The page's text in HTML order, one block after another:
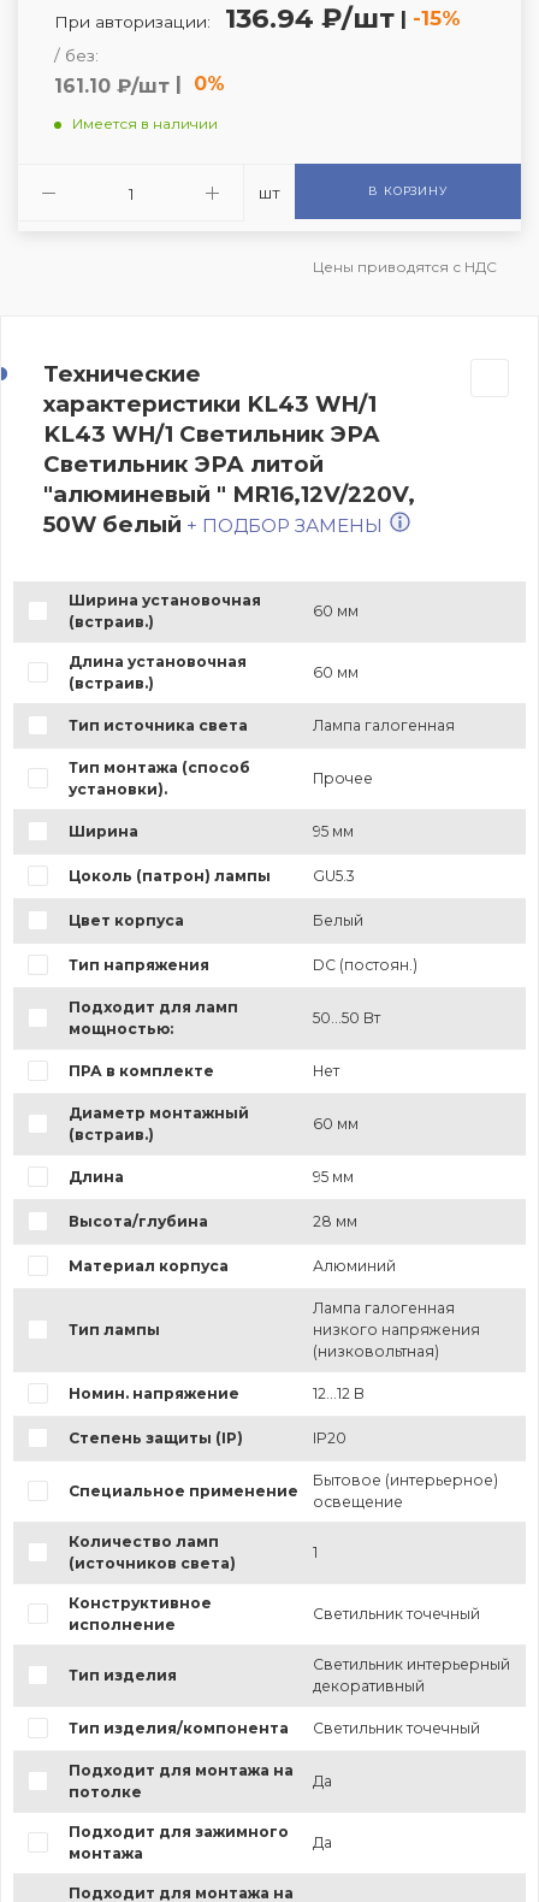
При авторизации: 136.94 ₽/шт | -15%
/ без:
161.10 ₽/шт 0%
Имеется в наличии
шт В КОРЗИНУ
Цены приводятся с НДС
Технические
характеристики KL43 WH/1
KL43 WH/1 Светильник ЭРА
Светильник ЭРА литой
"алюминевый " MR16,12V/220V,
50W белый + ПОДБОР ЗАМЕНЫ
Ширина установочная
(встраив.)
60 мм
Длина установочная
(встраив.)
60 мм
Тип источника света Лампа галогенная
Тип монтажа (способ
установки).
Прочее
Ширина 95 мм
Цоколь (патрон) лампы GU5.3
Цвет корпуса Белый
Тип напряжения DC (постоян.)
Подходит для ламп
мощностью:
50...50 Вт
ПРА в комплекте Нет
Диаметр монтажный
(встраив.)
60 мм
Длина 95 мм
Высота/глубина 28 мм
Материал корпуса Алюминий
Тип лампы
Лампа галогенная
низкого напряжения
(низковольтная)
Номин. напряжение 12...12 В
Степень защиты (IP) IP20
Специальное применение
Бытовое (интерьерное)
освещение
Количество ламп
(источников света)
1
Конструктивное
исполнение
Светильник точечный
Тип изделия
Светильник интерьерный
декоративный
Тип изделия/компонента Светильник точечный
Подходит для монтажа на
потолке
Да
Подходит для зажимного
монтажа
Да
Подходит для монтажа на